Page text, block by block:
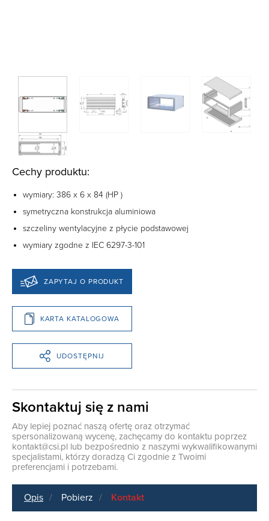
Cechy produktu:
wymiary: 386 x 6 x 84 (HP )
symetryczna konstrukcja aluminiowa
szczeliny wentylacyjne z płycie podstawowej
wymiary zgodne z IEC 6297-3-101
ZAPYTAJ O PRODUKT
KARTA KATALOGOWA
UDOSTĘPNIJ
Skontaktuj się z nami
Aby lepiej poznać naszą ofertę oraz otrzymać
spersonalizowaną wycenę, zachęcamy do kontaktu poprzez
kontakt@csi.pl lub bezpośrednio z naszymi wykwalifikowanymi
specjalistami, którzy doradzą Ci zgodnie z Twoimi
preferencjami i potrzebami.
Opis Pobierz Kontakt